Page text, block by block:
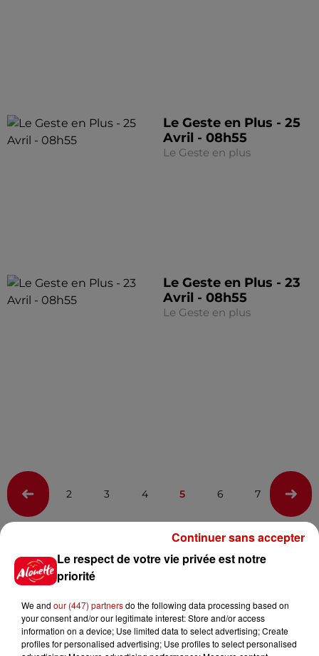
Le Geste en Plus - 25
Avril - 08h55
Le Geste en plus
Le Geste en Plus - 23
Avril - 08h55
Le Geste en plus
2 3 4 5 6 7 8
Voir plus
est son programme ?
Le respect de votre vie privée est notre
priorité
We and our (447) partnersdo the following data processing based on
your consent and/or our legitimate interest: Store and/or access
information on a device; Use limited data to select advertising; Create
profiles for personalised advertising; Use profiles to select personalised
Continuer sans accepter